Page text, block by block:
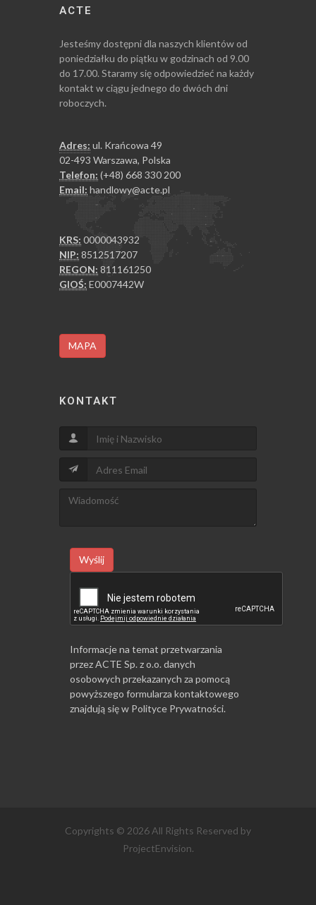
ACTE
Jesteśmy dostępni dla naszych klientów od
poniedziałku do piątku w godzinach od 9.00
do 17.00. Staramy się odpowiedzieć na każdy
kontakt w ciągu jednego do dwóch dni
roboczych.
Adres: ul. Krańcowa 49
02-493 Warszawa, Polska
Telefon: (+48) 668 330 200
Email: handlowy@acte.pl
KRS: 0000043932
NIP: 8512517207
REGON: 811161250
GIOŚ: E0007442W
MAPA
KONTAKT
Wyślij
Informacje na temat przetwarzania
przez ACTE Sp. z o.o. danych
osobowych przekazanych za pomocą
powyższego formularza kontaktowego
znajdują się w Polityce Prywatności.
Copyrights © 2026 All Rights Reserved by
ProjectEnvision.